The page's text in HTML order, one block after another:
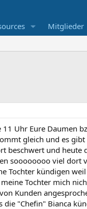
Mitglieder
Uhr Eure Daumen
gleich und es gibt
beschwert und
soooooooo viel
Tochter kündigen
Tochter mich
Kunden
die "Chefin" Bianca